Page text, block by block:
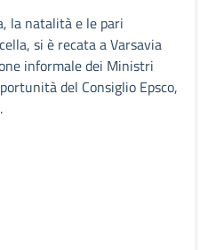
la natalità e le pari
si è recata a Varsavia
informale dei Ministri
del Consiglio Epsco,